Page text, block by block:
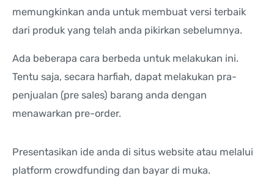
memungkinkan anda untuk membuat versi terbaik
dari produk yang telah anda pikirkan sebelumnya.
Ada beberapa cara berbeda untuk melakukan ini.
Tentu saja, secara harfiah, dapat melakukan pra-
penjualan (pre sales) barang anda dengan
menawarkan pre-order.
Presentasikan ide anda di situs website atau melalui
platform crowdfunding dan bayar di muka.